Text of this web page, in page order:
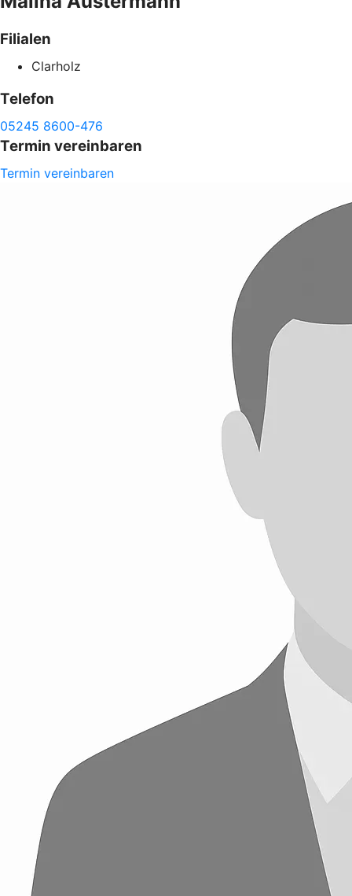
Filialen
Clarholz
Telefon
05245 8600-476
Termin vereinbaren
Termin vereinbaren